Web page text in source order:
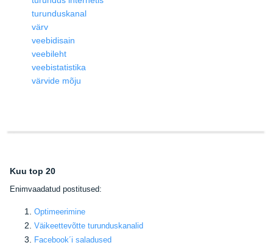
turunduskanal
värv
veebidisain
veebileht
veebistatistika
värvide mõju
Kuu top 20
Enimvaadatud postitused:
Optimeerimine
Väikeettevõtte turunduskanalid
Facebook´i saladused